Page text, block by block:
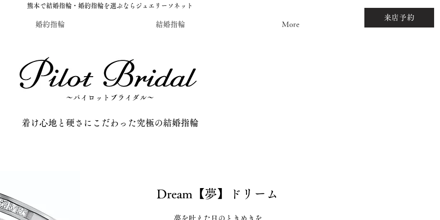
熊本で結婚指輪・婚約指輪を選ぶならジュエリーソネット
婚約指輪 結婚指輪 More
来店予約
〜パイロットブライダル〜
​着け心地と硬さにこだわった究極の結婚指輪
Dream【夢】ドリーム
夢を叶えた日のときめきを